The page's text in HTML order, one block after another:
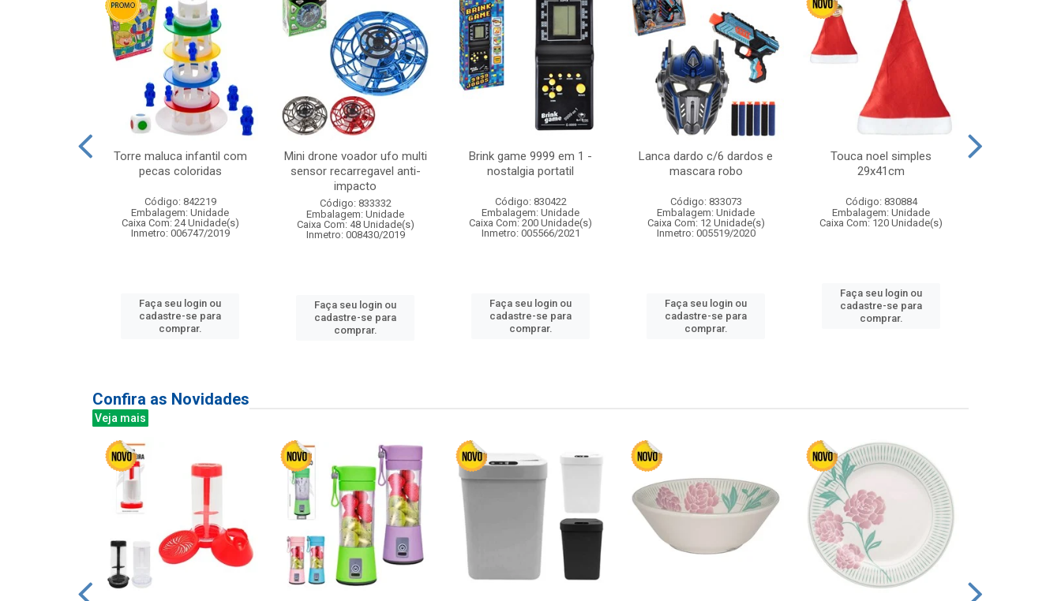
Torre maluca infantil com
pecas coloridas
Código: 842219
Embalagem: Unidade
Caixa Com: 24 Unidade(s)
Inmetro: 006747/2019
Faça seu login ou
cadastre-se para
comprar.
Mini drone voador ufo multi
sensor recarregavel anti-
impacto
Código: 833332
Embalagem: Unidade
Caixa Com: 48 Unidade(s)
Inmetro: 008430/2019
Faça seu login ou
cadastre-se para
comprar.
Brink game 9999 em 1 -
nostalgia portatil
Código: 830422
Embalagem: Unidade
Caixa Com: 200 Unidade(s)
Inmetro: 005566/2021
Faça seu login ou
cadastre-se para
comprar.
Lanca dardo c/6 dardos e
mascara robo
Código: 833073
Embalagem: Unidade
Caixa Com: 12 Unidade(s)
Inmetro: 005519/2020
Faça seu login ou
cadastre-se para
comprar.
Touca noel simples
29x41cm
Código: 830884
Embalagem: Unidade
Caixa Com: 120 Unidade(s)
Faça seu login ou
cadastre-se para
comprar.
Confira as Novidades
Veja mais